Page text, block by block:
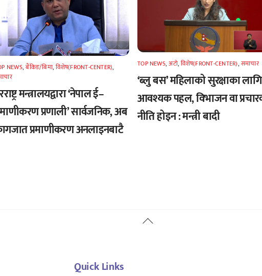
NEWS,बैंकिङ/बिमा,विशेष(FRONT-CENTER),
मन्त्रालयद्वारा ‘नेपाल ई–
प्रणाली’ सार्वजनिक, अब
प्रमाणीकरण अनलाइनबाटै
TOP NEWS,अटाे,विशेष(FRONT-CENTER),समाचार
‘ब्लु बस’ महिलाको सुरक्षाका लागि
आवश्यक पहल, विभाजन वा
नीति होइन : मन्त्री बादी
Back
Quick Links